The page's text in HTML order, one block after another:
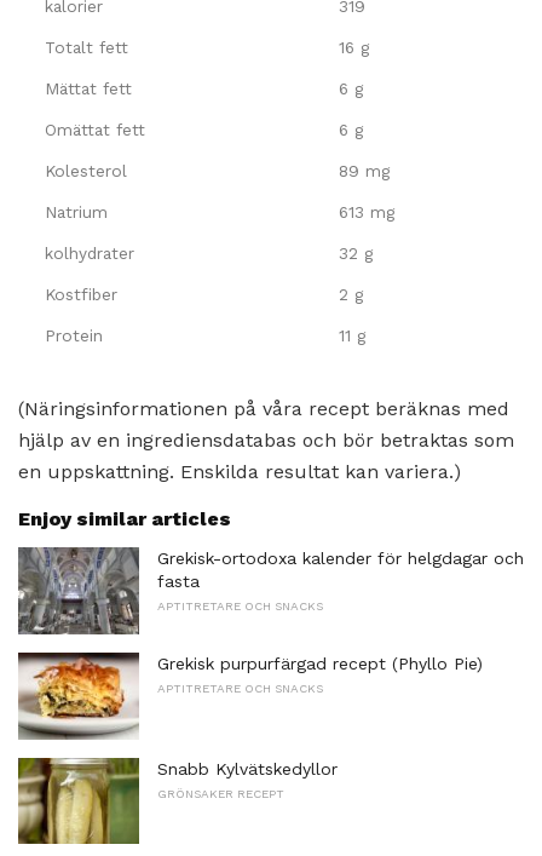
kalorier 319
Totalt fett 16 g
Mättat fett 6 g
Omättat fett 6 g
Kolesterol 89 mg
Natrium 613 mg
kolhydrater 32 g
Kostfiber 2 g
Protein 11 g
(Näringsinformationen på våra recept beräknas med
hjälp av en ingrediensdatabas och bör betraktas som
en uppskattning. Enskilda resultat kan variera.)
Enjoy similar articles
Grekisk-ortodoxa kalender för helgdagar och
fasta
APTITRETARE OCH SNACKS
Grekisk purpurfärgad recept (Phyllo Pie)
APTITRETARE OCH SNACKS
Snabb Kylvätskedyllor
GRÖNSAKER RECEPT